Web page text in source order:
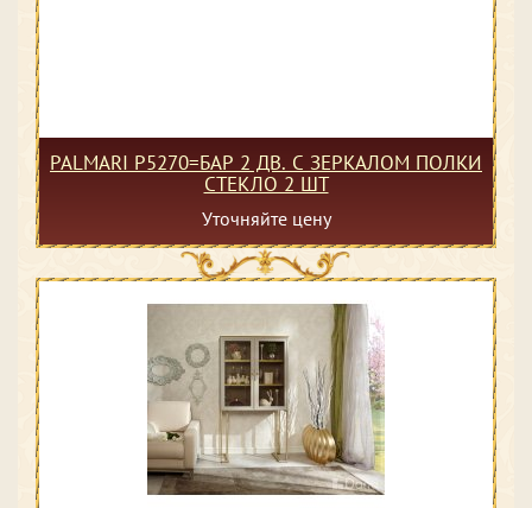
PALMARI P5270=БАР 2 ДВ. С ЗЕРКАЛОМ ПОЛКИ
СТЕКЛО 2 ШТ
Уточняйте цену